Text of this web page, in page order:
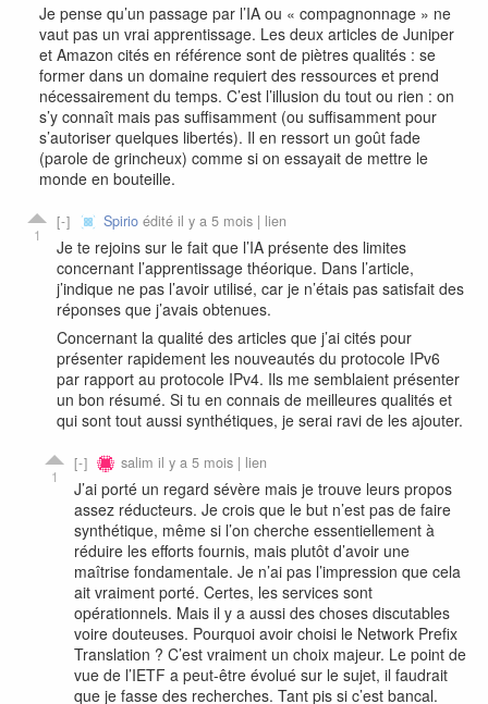
Je pense qu’un passage par l’IA ou « compagnonnage » ne
vaut pas un vrai apprentissage. Les deux articles de Juniper
et Amazon cités en référence sont de piètres qualités : se
former dans un domaine requiert des ressources et prend
nécessairement du temps. C’est l’illusion du tout ou rien : on
s’y connaît mais pas suffisamment (ou suffisamment pour
s’autoriser quelques libertés). Il en ressort un goût fade
(parole de grincheux) comme si on essayait de mettre le
monde en bouteille.
1
Spirioédité il y a 5 mois | lien
Je te rejoins sur le fait que l’IA présente des limites
concernant l’apprentissage théorique. Dans l’article,
j’indique ne pas l’avoir utilisé, car je n’étais pas satisfait des
réponses que j’avais obtenues.
Concernant la qualité des articles que j’ai cités pour
présenter rapidement les nouveautés du protocole IPv6
par rapport au protocole IPv4. Ils me semblaient présenter
un bon résumé. Si tu en connais de meilleures qualités et
qui sont tout aussi synthétiques, je serai ravi de les ajouter.
1
salim il y a 5 mois | lien
J’ai porté un regard sévère mais je trouve leurs propos
assez réducteurs. Je crois que le but n’est pas de faire
synthétique, même si l’on cherche essentiellement à
réduire les efforts fournis, mais plutôt d’avoir une
maîtrise fondamentale. Je n’ai pas l’impression que cela
ait vraiment porté. Certes, les services sont
opérationnels. Mais il y a aussi des choses discutables
voire douteuses. Pourquoi avoir choisi le Network Prefix
Translation ? C’est vraiment un choix majeur. Le point de
vue de l’IETF a peut-être évolué sur le sujet, il faudrait
que je fasse des recherches. Tant pis si c’est bancal.